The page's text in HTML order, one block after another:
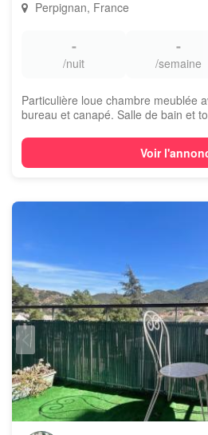
Perpignan, France
-
/nuit
-
/semaine
Particulière loue chambre meublée
bureau et canapé. Salle de bain et
Voir